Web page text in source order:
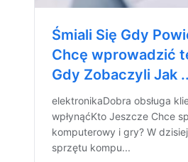
Śmiali Się Gdy
Chcę wprowadzić
Gdy Zobaczyli Jak
elektronikaDobra obsługa
wpłynąćKto Jeszcze Chce
komputerowy i gry? W
sprzętu kompu...